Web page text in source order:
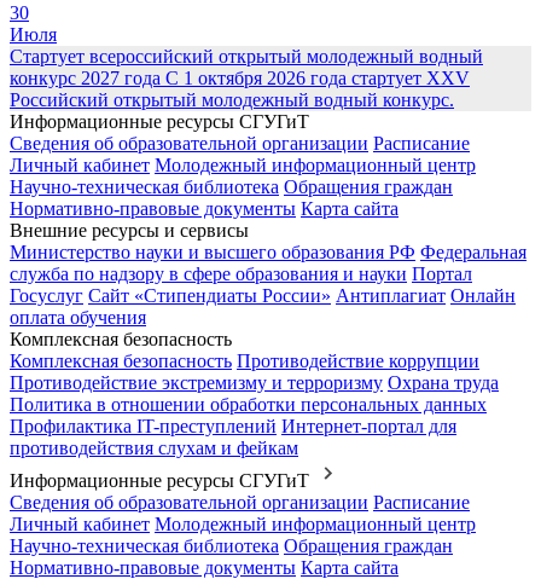
30
Июля
Стартует всероссийский открытый молодежный водный
конкурс 2027 года С 1 октября 2026 года стартует XXV
Российский открытый молодежный водный конкурс.
Информационные ресурсы СГУГиТ
Сведения об образовательной организации Расписание
Личный кабинет Молодежный информационный центр
Научно-техническая библиотека Обращения граждан
Нормативно-правовые документы Карта сайта
Внешние ресурсы и сервисы
Министерство науки и высшего образования РФ Федеральная
служба по надзору в сфере образования и науки Портал
Госуслуг Сайт «Стипендиаты России» Антиплагиат Онлайн
оплата обучения
Комплексная безопасность
Комплексная безопасность Противодействие коррупции
Противодействие экстремизму и терроризму Охрана труда
Политика в отношении обработки персональных данных
Профилактика IT-преступлений Интернет-портал для
противодействия слухам и фейкам
Информационные ресурсы СГУГиТ
Сведения об образовательной организации Расписание
Личный кабинет Молодежный информационный центр
Научно-техническая библиотека Обращения граждан
Нормативно-правовые документы Карта сайта